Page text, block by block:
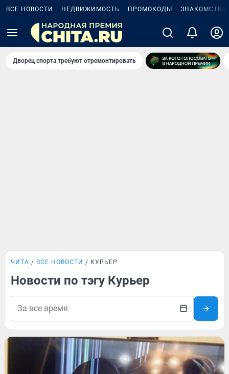
ВСЕ НОВОСТИ НЕДВИЖИМОСТЬ ПРОМОКОДЫ ЗНАКОМСТВА
Дворец спорта требуют отремонтировать
ЧИТА ВСЕ НОВОСТИ КУРЬЕР
Новости по тэгу Курьер